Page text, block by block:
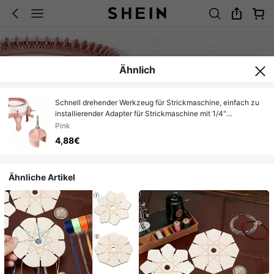
Ähnlich
Schnell drehender Werkzeug für Strickmaschine, einfach zu
installierender Adapter für Strickmaschine mit 1/4"
Sechskant-Bohraufsatz - kompatibel mit Sentro 22/40/48,
perfekt für Anfänger und Handwerker
Pink
4,88€
Ähnliche Artikel